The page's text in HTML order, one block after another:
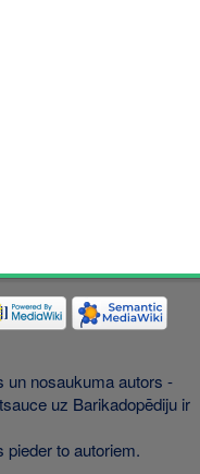
un nosaukuma autors -
uz Barikadopēdiju ir
pieder to autoriem.